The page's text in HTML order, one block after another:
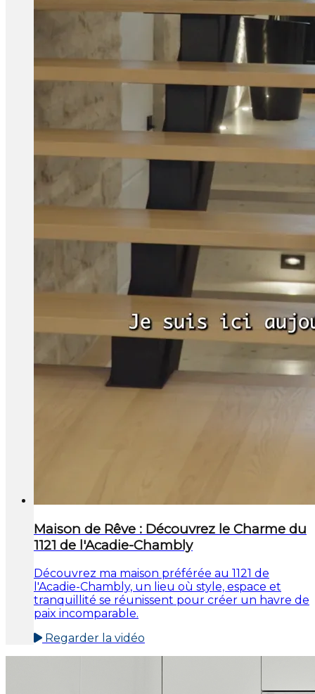
Maison de Rêve : Découvrez le Charme du
1121 de l'Acadie-Chambly
Découvrez ma maison préférée au 1121 de
l'Acadie-Chambly, un lieu où style, espace et
tranquillité se réunissent pour créer un havre de
paix incomparable.
Regarder la vidéo